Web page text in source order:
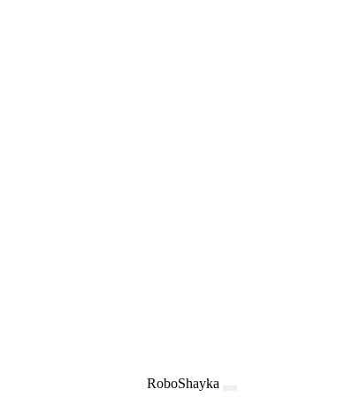
RoboShayka